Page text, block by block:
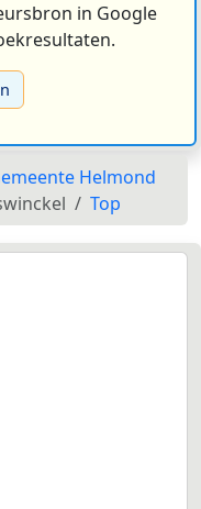
in Google
Helmond
Top